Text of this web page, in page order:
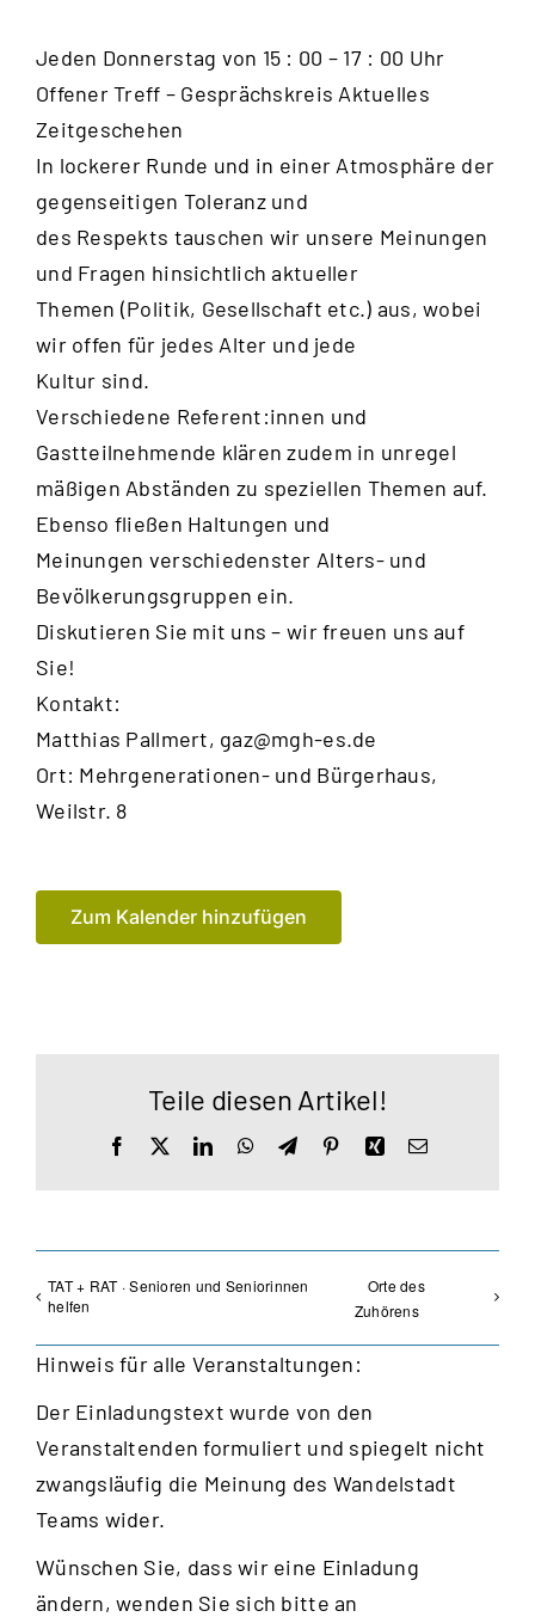
Jeden Donnerstag von 15 : 00 – 17 : 00 Uhr
Offener Treff – Gesprächskreis Aktuelles
Zeitgeschehen
In lockerer Runde und in einer Atmosphäre der
gegenseitigen Toleranz und
des Respekts tauschen wir unsere Meinungen
und Fragen hinsichtlich aktueller
Themen (Politik, Gesellschaft etc.) aus, wobei
wir offen für jedes Alter und jede
Kultur sind.
Verschiedene Referent:innen und
Gastteilnehmende klären zudem in unregel
mäßigen Abständen zu speziellen Themen auf.
Ebenso fließen Haltungen und
Meinungen verschiedenster Alters- und
Bevölkerungsgruppen ein.
Diskutieren Sie mit uns – wir freuen uns auf
Sie!
Kontakt:
Matthias Pallmert, gaz@mgh-es.de
Ort: Mehrgenerationen- und Bürgerhaus,
Weilstr. 8
Zum Kalender hinzufügen
Teile diesen Artikel!
Facebook LinkedInWhatsApp
TelegramPinterestXingE-
TAT + RAT · Senioren und Seniorinnen
helfen
Orte des
Zuhörens
Hinweis für alle Veranstaltungen:
Der Einladungstext wurde von den
Veranstaltenden formuliert und spiegelt nicht
zwangsläufig die Meinung des Wandelstadt
Teams wider.
Wünschen Sie, dass wir eine Einladung
ändern, wenden Sie sich bitte an